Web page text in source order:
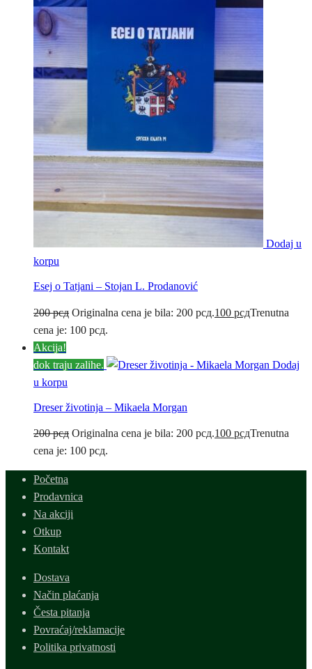
Dodaj u
korpu
Esej o Tatjani – Stojan L. Prodanović
200рсд Originalna cena je bila: 200 рсд.100 рсдTrenutna
cena je: 100 рсд.
Akcija!
dok traju zalihe.
Dodaj
u korpu
Dreser životinja – Mikaela Morgan
200рсд Originalna cena je bila: 200 рсд.100 рсдTrenutna
cena je: 100 рсд.
Početna
Prodavnica
Na akciji
Otkup
Kontakt
Dostava
Način plaćanja
Česta pitanja
Povraćaj/reklamacije
Politika privatnosti